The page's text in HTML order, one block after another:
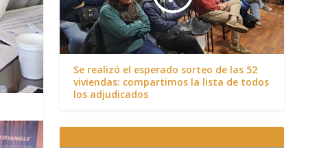
Se realizó el esperado sorteo de las 52
viviendas: compartimos la lista de todos
los adjudicados